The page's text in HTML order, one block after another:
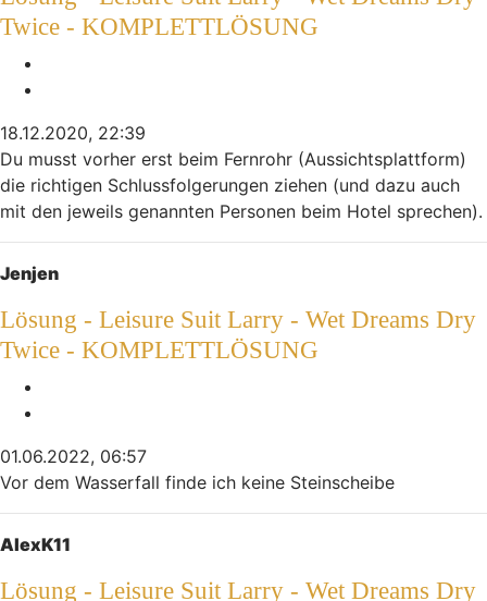
Twice - KOMPLETTLÖSUNG
18.12.2020, 22:39
Du musst vorher erst beim Fernrohr (Aussichtsplattform)
die richtigen Schlussfolgerungen ziehen (und dazu auch
mit den jeweils genannten Personen beim Hotel sprechen).
Jenjen
Lösung - Leisure Suit Larry - Wet Dreams Dry
Twice - KOMPLETTLÖSUNG
01.06.2022, 06:57
Vor dem Wasserfall finde ich keine Steinscheibe
AlexK11
Lösung - Leisure Suit Larry - Wet Dreams Dry